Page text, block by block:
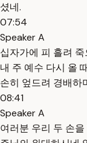
셨네.
07:54
Speaker A
십자가에 피 흘려
내 주 예수 다시 올
손히 엎드려 경배하
08:41
Speaker A
여러분 우리 두 손